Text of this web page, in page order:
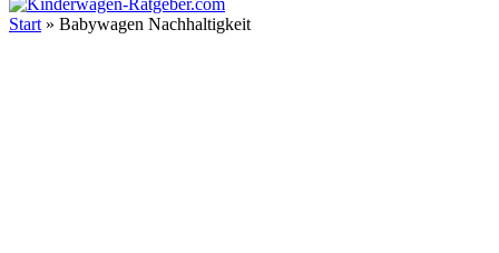
Start » Babywagen Nachhaltigkeit